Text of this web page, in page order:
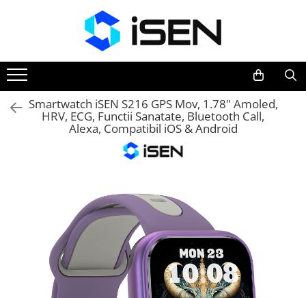
Trotinete electrice
Piese si accesorii
Smartwatch iSEN S216 GPS Mov, 1.78" Amoled,
HRV, ECG, Functii Sanatate, Bluetooth Call,
Alexa, Compatibil iOS & Android